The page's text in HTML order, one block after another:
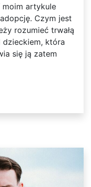
moim artykule
Czym jest
rozumieć trwałą
która
się ją zatem